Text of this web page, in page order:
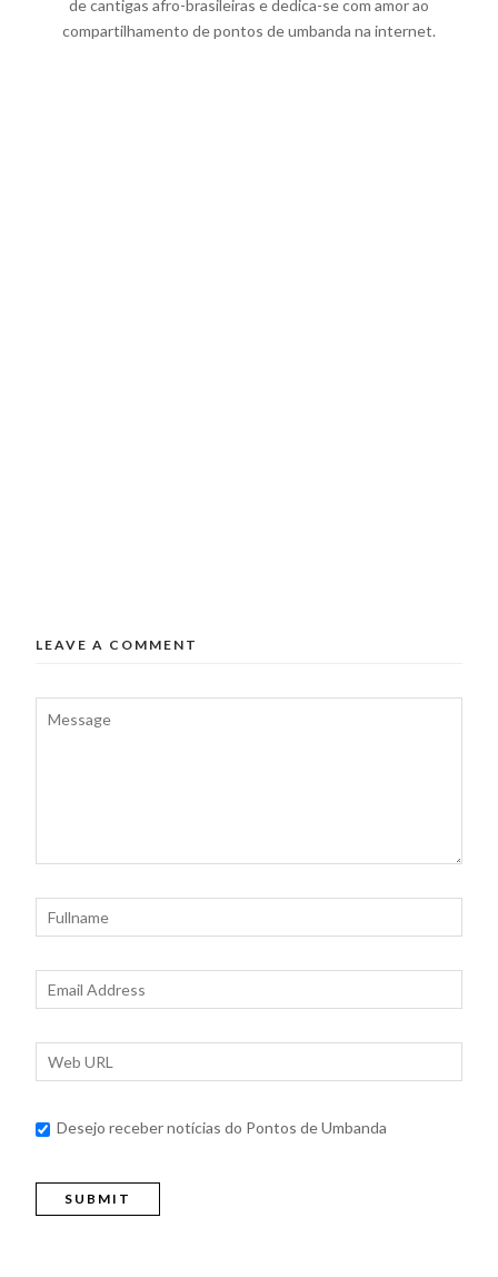
de cantigas afro-brasileiras e dedica-se com amor ao
compartilhamento de pontos de umbanda na internet.
LEAVE A COMMENT
Desejo receber notícias do Pontos de Umbanda